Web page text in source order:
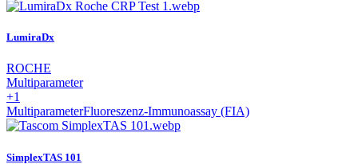
LumiraDx
ROCHE
Multiparameter
+1
MultiparameterFluoreszenz-Immunoassay (FIA)
SimplexTAS 101